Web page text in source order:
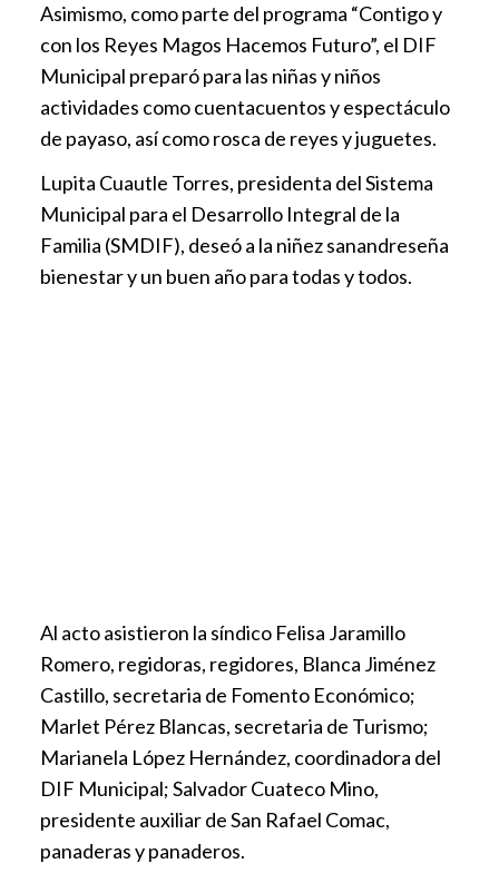
Asimismo, como parte del programa “Contigo y
con los Reyes Magos Hacemos Futuro”, el DIF
Municipal preparó para las niñas y niños
actividades como cuentacuentos y espectáculo
de payaso, así como rosca de reyes y juguetes.
Lupita Cuautle Torres, presidenta del Sistema
Municipal para el Desarrollo Integral de la
Familia (SMDIF), deseó a la niñez sanandreseña
bienestar y un buen año para todas y todos.
Al acto asistieron la síndico Felisa Jaramillo
Romero, regidoras, regidores, Blanca Jiménez
Castillo, secretaria de Fomento Económico;
Marlet Pérez Blancas, secretaria de Turismo;
Marianela López Hernández, coordinadora del
DIF Municipal; Salvador Cuateco Mino,
presidente auxiliar de San Rafael Comac,
panaderas y panaderos.